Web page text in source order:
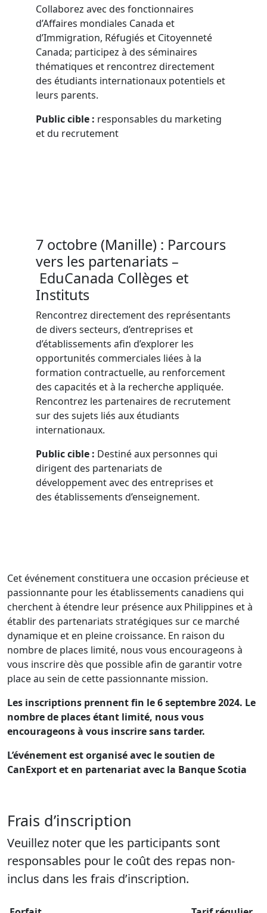
Collaborez avec des fonctionnaires
d’Affaires mondiales Canada et
d’Immigration, Réfugiés et Citoyenneté
Canada; participez à des séminaires
thématiques et rencontrez directement
des étudiants internationaux potentiels et
leurs parents.
Public cible : responsables du marketing
et du recrutement
7 octobre (Manille) : Parcours
vers les partenariats –
EduCanada Collèges et
Instituts
Rencontrez directement des représentants
de divers secteurs, d’entreprises et
d’établissements afin d’explorer les
opportunités commerciales liées à la
formation contractuelle, au renforcement
des capacités et à la recherche appliquée.
Rencontrez les partenaires de recrutement
sur des sujets liés aux étudiants
internationaux.
Public cible : Destiné aux personnes qui
dirigent des partenariats de
développement avec des entreprises et
des établissements d’enseignement.
Cet événement constituera une occasion précieuse et
passionnante pour les établissements canadiens qui
cherchent à étendre leur présence aux Philippines et à
établir des partenariats stratégiques sur ce marché
dynamique et en pleine croissance. En raison du
nombre de places limité, nous vous encourageons à
vous inscrire dès que possible afin de garantir votre
place au sein de cette passionnante mission.
Les inscriptions prennent fin le 6 septembre 2024. Le
nombre de places étant limité, nous vous
encourageons à vous inscrire sans tarder.
L’événement est organisé avec le soutien de
CanExport et en partenariat avec la Banque Scotia
Frais d’inscription
Veuillez noter que les participants sont
responsables pour le coût des repas non-
inclus dans les frais d’inscription.